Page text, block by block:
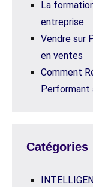
La
entreprise
Vendre sur
en ventes
Comment
Performant
Catégories